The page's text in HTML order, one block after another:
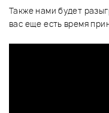
Также нами будет
вас еще есть время